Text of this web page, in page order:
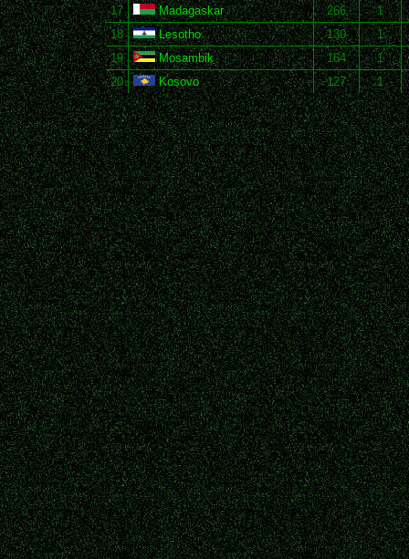
17
Madagaskar 266
1
18
Lesotho 130
1
19
Mosambik 164
1
20
Kosovo 127 1